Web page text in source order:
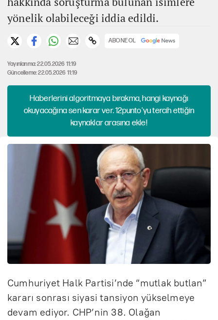
yönelik olabileceği iddia edildi.
ABONE OL
Yayınlanma: 22.05.2026 11:19
Güncelleme: 22.05.2026 11:19
Haberlerini algoritmaya bırakma, hangi kaynağı
okuyacağına sen karar ver. 12punto'yu tercih ettiğin
kaynaklar arasına ekle!
Cumhuriyet Halk Partisi’nde “mutlak butlan”
kararı sonrası siyasi tansiyon yükselmeye
devam ediyor. CHP’nin 38. Olağan